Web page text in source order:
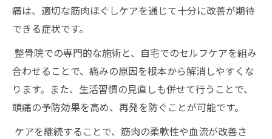
痛は、適切な筋肉ほぐしケアを通じて十分に改善が期待
できる症状です。
整骨院での専門的な施術と、自宅でのセルフケアを組み
合わせることで、痛みの原因を根本から解消しやすくな
ります。また、生活習慣の見直しも併せて行うことで、
頭痛の予防効果を高め、再発を防ぐことが可能です。
ケアを継続することで、筋肉の柔軟性や血流が改善さ